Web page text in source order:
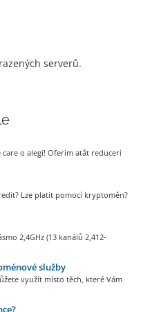
serverů.
o alegi! Oferim atât reduceri
Lze platit pomocí kryptoměn?
2,4GHz (13 kanálů 2,412-
služby
využít místo těch, které Vám